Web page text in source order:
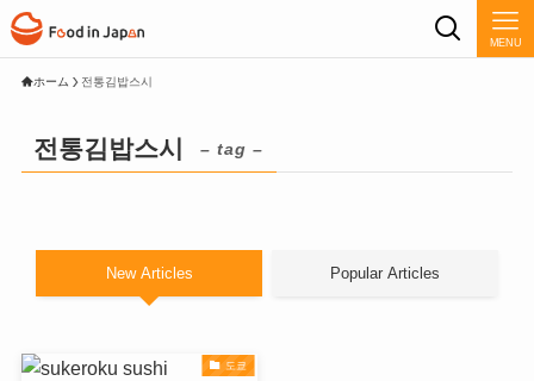
MENU
ホーム 전통김밥스시
전통김밥스시 – tag –
New Articles Popular Articles
도쿄